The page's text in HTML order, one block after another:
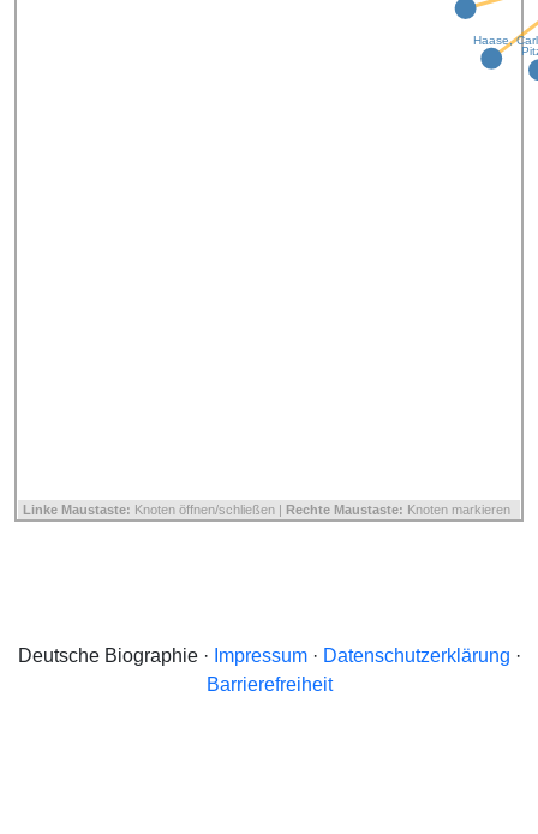
Haase, Carl
Linke Maustaste: Knoten öffnen/schließen | Rechte Maustaste: Knoten markieren
Deutsche Biographie · Impressum· Datenschutzerklärung ·
Barrierefreiheit